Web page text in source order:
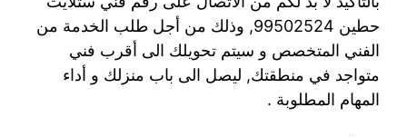
حطين 99502524, وذلك من أجل طلب الخدمة من
الفني المتخصص و سيتم تحويلك الى أقرب فني
متواجد في منطقتك, ليصل الى باب منزلك و أداء
المهام المطلوبة .